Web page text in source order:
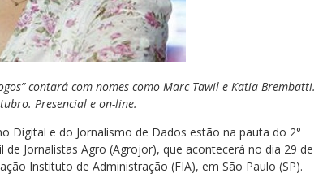
contará com nomes como Marc Tawil e Katia Brembatti.
Presencial e on-line.
Digital e do Jornalismo de Dados estão na pauta do 2°
Jornalistas Agro (Agrojor), que acontecerá no dia 29 de
Instituto de Administração (FIA), em São Paulo (SP).